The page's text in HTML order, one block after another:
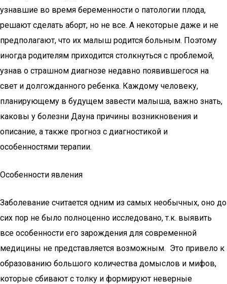
узнавшие во время беременности о патологии плода,
решают сделать аборт, но не все. А некоторые даже и не
предполагают, что их малыш родится больным. Поэтому
иногда родителям приходится столкнуться с проблемой,
узнав о страшном диагнозе недавно появившегося на
свет и долгожданного ребенка. Каждому человеку,
планирующему в будущем завести малыша, важно знать,
каковы у болезни Дауна причины возникновения и
описание, а также прогноз с диагностикой и
особенностями терапии.
Особенности явления
Заболевание считается одним из самых необычных, оно до
сих пор не было полноценно исследовано, т.к. выявить
все особенности его зарождения для современной
медицины не представляется возможным. Это привело к
образованию большого количества домыслов и мифов,
которые сбивают с толку и формируют неверные